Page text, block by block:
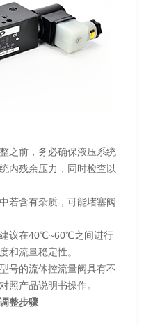
之前，务必确保液压系统
内残余压力，同时检查以
若含有杂质，可能堵塞阀
议在40℃~60℃之间进行
和流量稳定性。
号的流体控流量阀具有不
照产品说明书操作。
整步骤